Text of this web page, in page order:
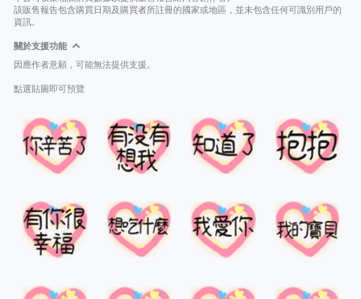
該販售報告包含購買日期及購買者所註冊的國家或地區，並未包含任何可識別用戶的
資訊。
關於支援功能
因應作者意願，可能無法提供支援。
點選貼圖即可預覽